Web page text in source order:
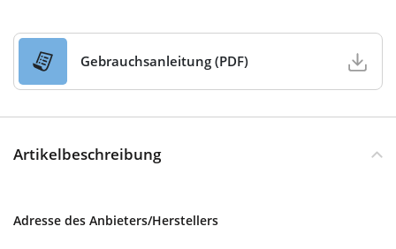
Gebrauchsanleitung (PDF)
Artikelbeschreibung
Adresse des Anbieters/Herstellers